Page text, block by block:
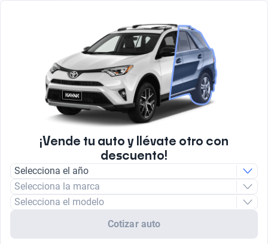
¡Vende tu auto y llévate otro con
descuento!
Selecciona el año
Selecciona la marca
Selecciona el modelo
Cotizar auto